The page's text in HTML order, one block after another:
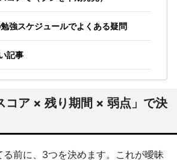
強スケジュールでよくある疑問
記事
コア × 残り期間 × 弱点」で決
る前に、3つを決めます。これが曖昧